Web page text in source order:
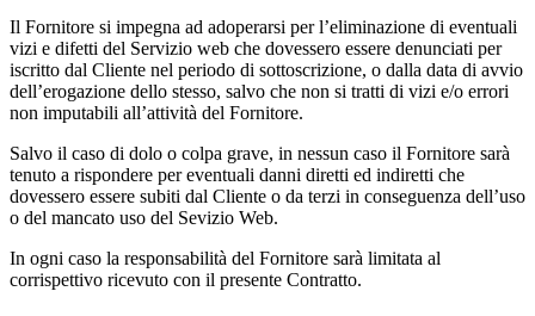
Il Fornitore si impegna ad adoperarsi per l’eliminazione di eventuali
vizi e difetti del Servizio web che dovessero essere denunciati per
iscritto dal Cliente nel periodo di sottoscrizione, o dalla data di avvio
dell’erogazione dello stesso, salvo che non si tratti di vizi e/o errori
non imputabili all’attività del Fornitore.
Salvo il caso di dolo o colpa grave, in nessun caso il Fornitore sarà
tenuto a rispondere per eventuali danni diretti ed indiretti che
dovessero essere subiti dal Cliente o da terzi in conseguenza dell’uso
o del mancato uso del Sevizio Web.
In ogni caso la responsabilità del Fornitore sarà limitata al
corrispettivo ricevuto con il presente Contratto.